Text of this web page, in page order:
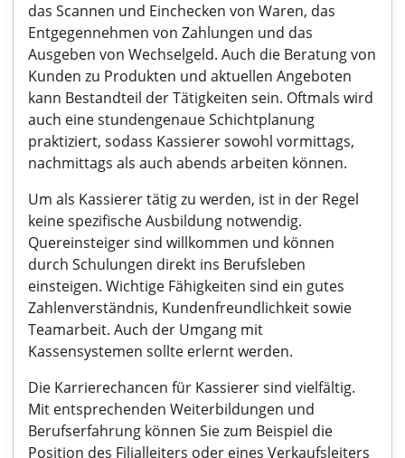
das Scannen und Einchecken von Waren, das
Entgegennehmen von Zahlungen und das
Ausgeben von Wechselgeld. Auch die Beratung von
Kunden zu Produkten und aktuellen Angeboten
kann Bestandteil der Tätigkeiten sein. Oftmals wird
auch eine stundengenaue Schichtplanung
praktiziert, sodass Kassierer sowohl vormittags,
nachmittags als auch abends arbeiten können.
Um als Kassierer tätig zu werden, ist in der Regel
keine spezifische Ausbildung notwendig.
Quereinsteiger sind willkommen und können
durch Schulungen direkt ins Berufsleben
einsteigen. Wichtige Fähigkeiten sind ein gutes
Zahlenverständnis, Kundenfreundlichkeit sowie
Teamarbeit. Auch der Umgang mit
Kassensystemen sollte erlernt werden.
Die Karrierechancen für Kassierer sind vielfältig.
Mit entsprechenden Weiterbildungen und
Berufserfahrung können Sie zum Beispiel die
Position des Filialleiters oder eines Verkaufsleiters